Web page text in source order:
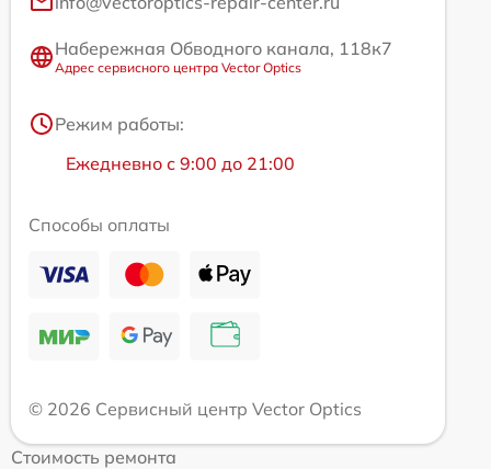
Набережная Обводного канала, 118к7
Адрес сервисного центра Vector Optics
Режим работы:
Ежедневно с 9:00 до 21:00
Способы оплаты
© 2026 Сервисный центр Vector Optics
Стоимость ремонта